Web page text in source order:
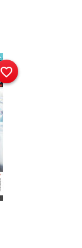
favorite_border